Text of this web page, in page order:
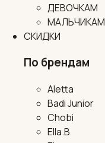
ДЕВОЧКАМ
МАЛЬЧИКАМ
СКИДКИ
По брендам
Aletta
Badi Junior
Chobi
Ella.B